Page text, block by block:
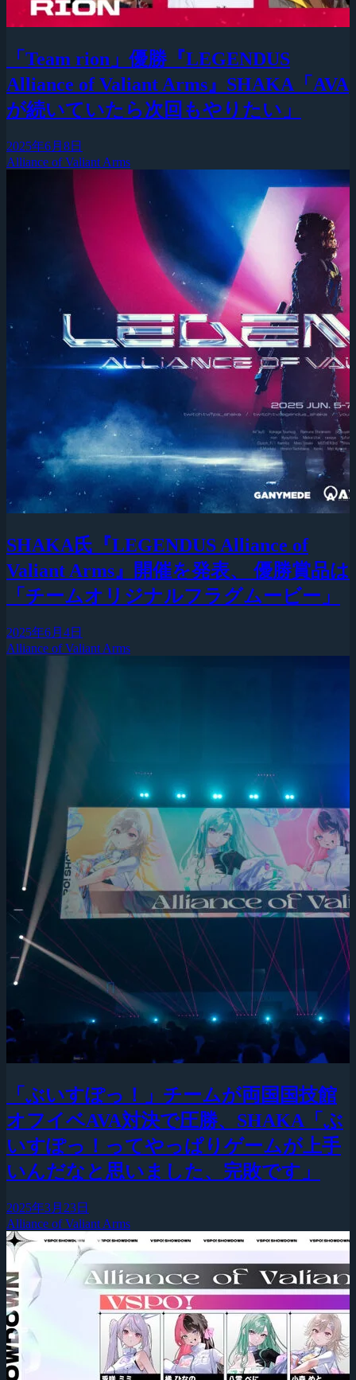
「Team rion」優勝『LEGENDUS
Alliance of Valiant Arms』SHAKA「AVA
が続いていたら次回もやりたい」
2025年6月8日
Alliance of Valiant Arms
SHAKA氏『LEGENDUS Alliance of
Valiant Arms』開催を発表、 優勝賞品は
「チームオリジナルフラグムービー」
2025年6月4日
Alliance of Valiant Arms
「ぶいすぽっ！」チームが両国国技館
オフイベAVA対決で圧勝、SHAKA「ぶ
いすぽっ！ってやっぱりゲームが上手
いんだなと思いました、完敗です」
2025年3月23日
Alliance of Valiant Arms